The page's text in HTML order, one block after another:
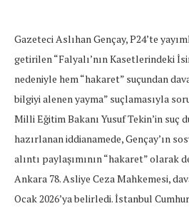
Gazeteci Aslıhan Gençay, P24’te
getirilen “Falyalı’nın Kasetlerindeki
nedeniyle hem “hakaret” suçundan
bilgiyi alenen yayma” suçlamasıyla
Milli Eğitim Bakanı Yusuf Tekin’in suç
hazırlanan iddianamede, Gençay’ın
alıntı paylaşımının “hakaret”
Ankara 78. Asliye Ceza Mahkemesi,
Ocak 2026’ya belirledi. İstanbul